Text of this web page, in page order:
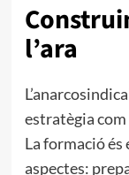
l’ara
estratègia
La formació és
aspectes: